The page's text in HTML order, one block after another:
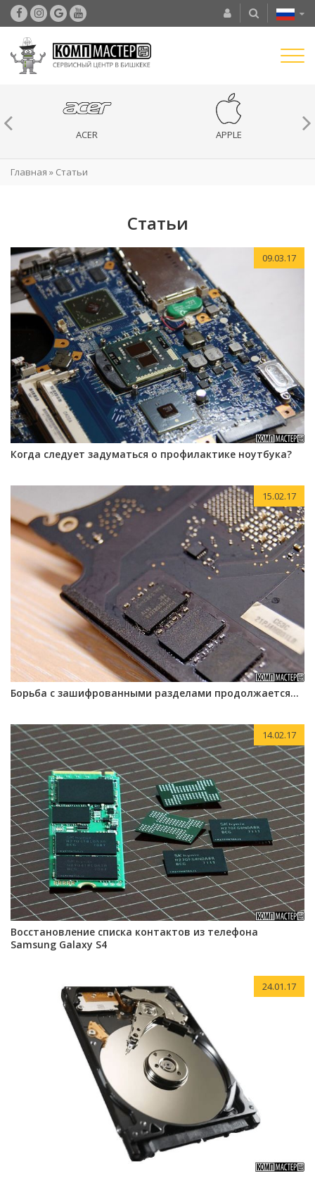
ACER APPLE
Главная » Статьи
Статьи
09.03.17
Когда следует задуматься о профилактике ноутбука?
15.02.17
Борьба с зашифрованными разделами продолжается…
14.02.17
Восстановление списка контактов из телефона
Samsung Galaxy S4
24.01.17